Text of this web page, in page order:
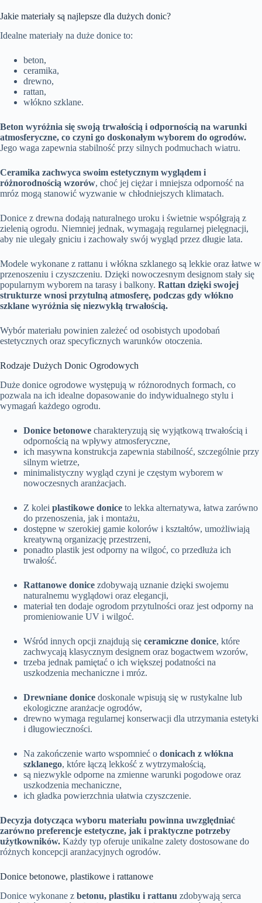
Jakie materiały są najlepsze dla dużych donic?
Idealne materiały na duże donice to:
beton,
ceramika,
drewno,
rattan,
włókno szklane.
Beton wyróżnia się swoją trwałością i odpornością na warunki
atmosferyczne, co czyni go doskonałym wyborem do ogrodów.
Jego waga zapewnia stabilność przy silnych podmuchach wiatru.
Ceramika zachwyca swoim estetycznym wyglądem i
różnorodnością wzorów, choć jej ciężar i mniejsza odporność na
mróz mogą stanowić wyzwanie w chłodniejszych klimatach.
Donice z drewna dodają naturalnego uroku i świetnie współgrają z
zielenią ogrodu. Niemniej jednak, wymagają regularnej pielęgnacji,
aby nie ulegały gniciu i zachowały swój wygląd przez długie lata.
Modele wykonane z rattanu i włókna szklanego są lekkie oraz łatwe w
przenoszeniu i czyszczeniu. Dzięki nowoczesnym designom stały się
popularnym wyborem na tarasy i balkony. Rattan dzięki swojej
strukturze wnosi przytulną atmosferę, podczas gdy włókno
szklane wyróżnia się niezwykłą trwałością.
Wybór materiału powinien zależeć od osobistych upodobań
estetycznych oraz specyficznych warunków otoczenia.
Rodzaje Dużych Donic Ogrodowych
Duże donice ogrodowe występują w różnorodnych formach, co
pozwala na ich idealne dopasowanie do indywidualnego stylu i
wymagań każdego ogrodu.
Donice betonowe charakteryzują się wyjątkową trwałością i
odpornością na wpływy atmosferyczne,
ich masywna konstrukcja zapewnia stabilność, szczególnie przy
silnym wietrze,
minimalistyczny wygląd czyni je częstym wyborem w
nowoczesnych aranżacjach.
Z kolei plastikowe donice to lekka alternatywa, łatwa zarówno
do przenoszenia, jak i montażu,
dostępne w szerokiej gamie kolorów i kształtów, umożliwiają
kreatywną organizację przestrzeni,
ponadto plastik jest odporny na wilgoć, co przedłuża ich
trwałość.
Rattanowe donice zdobywają uznanie dzięki swojemu
naturalnemu wyglądowi oraz elegancji,
materiał ten dodaje ogrodom przytulności oraz jest odporny na
promieniowanie UV i wilgoć.
Wśród innych opcji znajdują się ceramiczne donice, które
zachwycają klasycznym designem oraz bogactwem wzorów,
trzeba jednak pamiętać o ich większej podatności na
uszkodzenia mechaniczne i mróz.
Drewniane donice doskonale wpisują się w rustykalne lub
ekologiczne aranżacje ogrodów,
drewno wymaga regularnej konserwacji dla utrzymania estetyki
i długowieczności.
Na zakończenie warto wspomnieć o donicach z włókna
szklanego, które łączą lekkość z wytrzymałością,
są niezwykle odporne na zmienne warunki pogodowe oraz
uszkodzenia mechaniczne,
ich gładka powierzchnia ułatwia czyszczenie.
Decyzja dotycząca wyboru materiału powinna uwzględniać
zarówno preferencje estetyczne, jak i praktyczne potrzeby
użytkowników. Każdy typ oferuje unikalne zalety dostosowane do
różnych koncepcji aranżacyjnych ogrodów.
Donice betonowe, plastikowe i rattanowe
Donice wykonane z betonu, plastiku i rattanu zdobywają serca